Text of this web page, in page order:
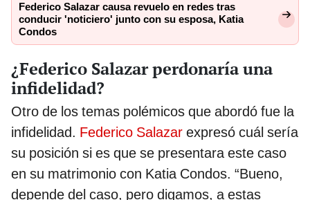
Federico Salazar causa revuelo en redes tras
conducir 'noticiero' junto con su esposa, Katia
Condos
¿Federico Salazar perdonaría una
infidelidad?
Otro de los temas polémicos que abordó fue la
infidelidad. Federico Salazar expresó cuál sería
su posición si es que se presentara este caso
en su matrimonio con Katia Condos. “Bueno,
depende del caso, pero digamos, a estas